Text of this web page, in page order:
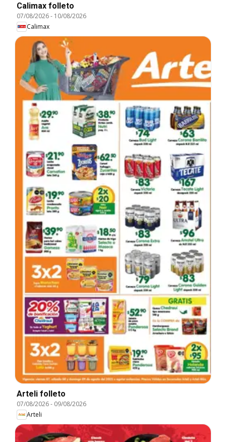
Calimax folleto
07/08/2026- 10/08/2026
Calimax
Arteli folleto
07/08/2026- 09/08/2026
Arteli